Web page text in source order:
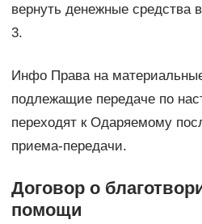
вернуть денежные средства
3.
Инфо Права на
подлежащие передаче по
переходят к Одаряемому
приема-передачи.
Договор о
помощи